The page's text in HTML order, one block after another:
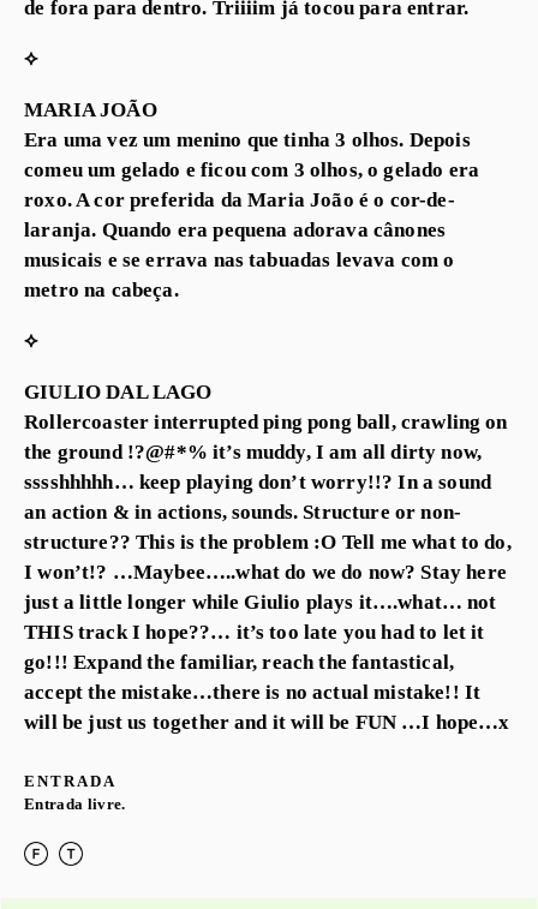
de fora para dentro. Triiiim já tocou para entrar.
⟡
MARIA JOÃO
Era uma vez um menino que tinha 3 olhos. Depois
comeu um gelado e ficou com 3 olhos, o gelado era
roxo. A cor preferida da Maria João é o cor-de-
laranja. Quando era pequena adorava cânones
musicais e se errava nas tabuadas levava com o
metro na cabeça.
⟡
GIULIO DAL LAGO
Rollercoaster interrupted ping pong ball, crawling on
the ground !?@#*% it’s muddy, I am all dirty now,
sssshhhhh… keep playing don’t worry!!? In a sound
an action & in actions, sounds. Structure or non-
structure?? This is the problem :O Tell me what to do,
I won’t!? …Maybee…..what do we do now? Stay here
just a little longer while Giulio plays it….what… not
THIS track I hope??… it’s too late you had to let it
go!!! Expand the familiar, reach the fantastical,
accept the mistake…there is no actual mistake!! It
will be just us together and it will be FUN …I hope…x
ENTRADA
Entrada livre.